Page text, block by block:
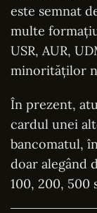
este semnat
multe
USR, AUR,
minorităților
În prezent,
cardul unei
bancomatul,
doar alegând
100, 200, 500